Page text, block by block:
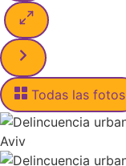
Todas las fotos